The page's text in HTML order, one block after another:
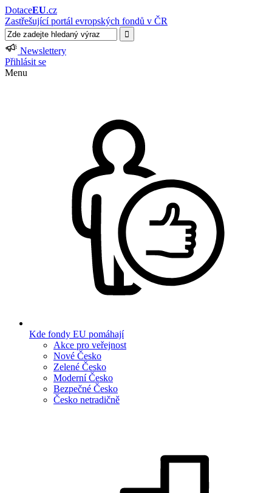
DotaceEU.cz
Zastřešující portál evropských fondů v ČR
Newslettery
Přihlásit se
Menu
Kde fondy EU pomáhají
Akce pro veřejnost
Nové Česko
Zelené Česko
Moderní Česko
Bezpečné Česko
Česko netradičně